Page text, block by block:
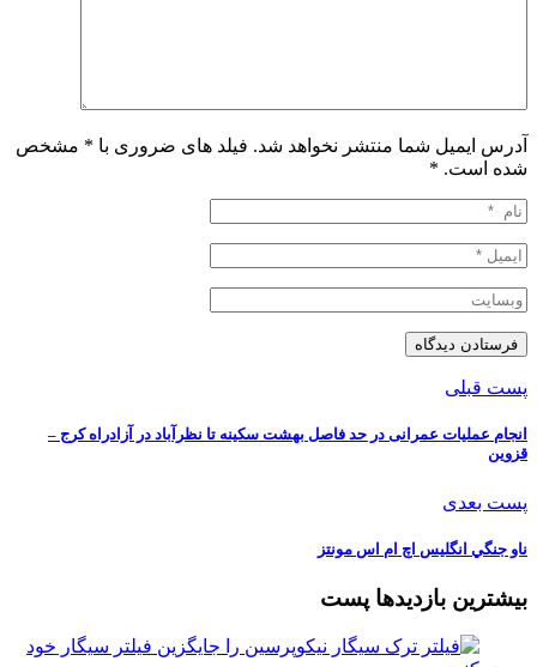
آدرس ایمیل شما منتشر نخواهد شد. فیلد های ضروری با * مشخص
شده است. *
پست قبلی
انجام عملیات عمرانی در حد فاصل بهشت سکینه تا نظرآباد در آزادراه کرج –
قزوین
پست بعدی
ناو جنگي انگليس اچ ام اس مونتز
بیشترین بازدیدها پست